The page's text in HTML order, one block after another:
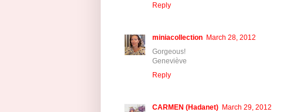
Reply
miniacollection March 28, 2012
Gorgeous!
Geneviève
Reply
CARMEN (Hadanet) March 29, 2012